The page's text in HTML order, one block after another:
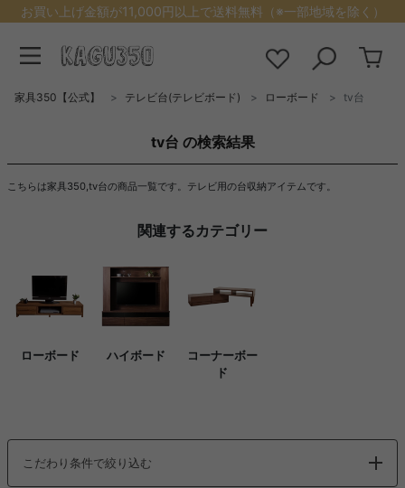
お買い上げ金額が11,000円以上で送料無料（※一部地域を除く）
家具350【公式】 テレビ台(テレビボード) ローボード tv台
tv台 の検索結果
こちらは家具350,tv台の商品一覧です。テレビ用の台収納アイテムです。
関連するカテゴリー
ローボード ハイボード
コーナーボー
ド
こだわり条件で絞り込む